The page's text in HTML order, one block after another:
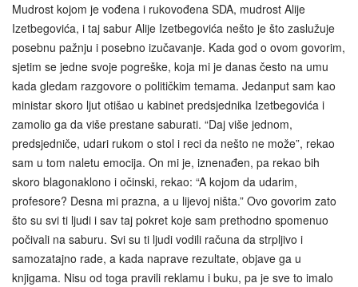
Mudrost kojom je vođena i rukovođena SDA, mudrost Alije
Izetbegovića, i taj sabur Alije Izetbegovića nešto je što zaslužuje
posebnu pažnju i posebno izučavanje. Kada god o ovom govorim,
sjetim se jedne svoje pogreške, koja mi je danas često na umu
kada gledam razgovore o političkim temama. Jedanput sam kao
ministar skoro ljut otišao u kabinet predsjednika Izetbegovića i
zamolio ga da više prestane saburati. “Daj više jednom,
predsjedniče, udari rukom o stol i reci da nešto ne može”, rekao
sam u tom naletu emocija. On mi je, iznenađen, pa rekao bih
skoro blagonaklono i očinski, rekao: “A kojom da udarim,
profesore? Desna mi prazna, a u lijevoj ništa.” Ovo govorim zato
što su svi ti ljudi i sav taj pokret koje sam prethodno spomenuo
počivali na saburu. Svi su ti ljudi vodili računa da strpljivo i
samozatajno rade, a kada naprave rezultate, objave ga u
knjigama. Nisu od toga pravili reklamu i buku, pa je sve to imalo